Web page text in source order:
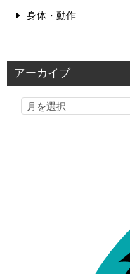
身体・動作
アーカイブ